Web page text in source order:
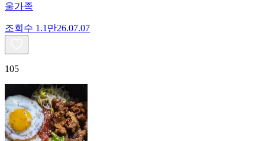
울가족
조회수 1.1만26.07.07
105